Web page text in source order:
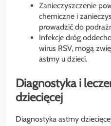
Zanieczyszczenie
chemiczne i
prowadzić do
Infekcje dróg
wirus RSV, mogą
astmy u dzieci.
Diagnostyka i
dziecięcej
Diagnostyka astmy